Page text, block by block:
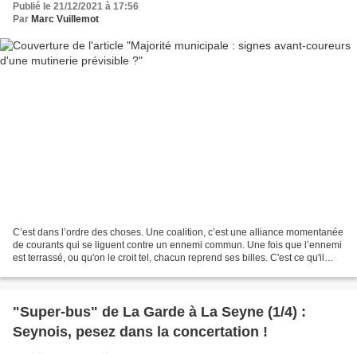
Publié le 21/12/2021 à 17:56
Par Marc Vuillemot
C’est dans l’ordre des choses. Une coalition, c’est une alliance momentanée
de courants qui se liguent contre un ennemi commun. Une fois que l’ennemi
est terrassé, ou qu'on le croit tel, chacun reprend ses billes. C'est ce qu'il
"Super-bus" de La Garde à La Seyne (1/4) :
Seynois, pesez dans la concertation !